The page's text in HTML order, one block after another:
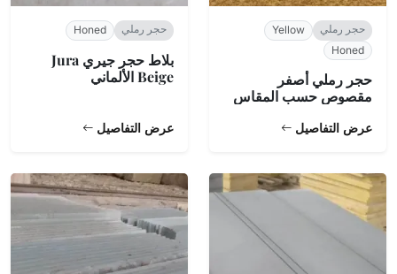
حجر رملي
Yellow
Honed
حجر رملي أصفر
مقصوص حسب المقاس
عرض التفاصيل
حجر رملي Honed
بلاط حجر جيري Jura
Beige الألماني
عرض التفاصيل